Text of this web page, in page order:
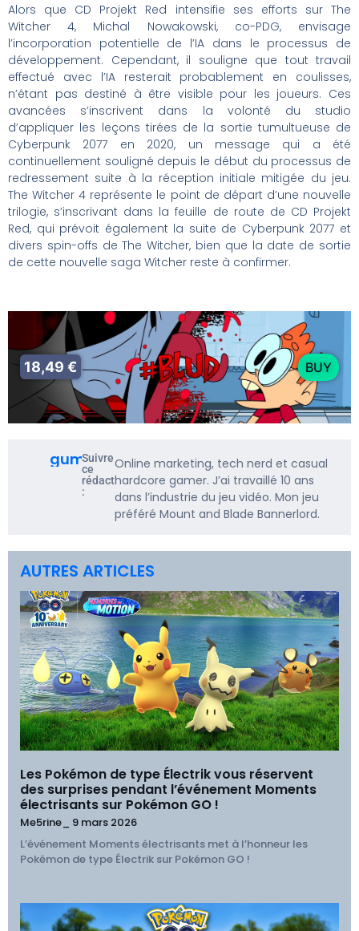
Alors que CD Projekt Red intensifie ses efforts sur The
Witcher 4, Michal Nowakowski, co-PDG, envisage
l’incorporation potentielle de l’IA dans le processus de
développement. Cependant, il souligne que tout travail
effectué avec l’IA resterait probablement en coulisses,
n’étant pas destiné à être visible pour les joueurs. Ces
avancées s’inscrivent dans la volonté du studio
d’appliquer les leçons tirées de la sortie tumultueuse de
Cyberpunk 2077 en 2020, un message qui a été
continuellement souligné depuis le début du processus de
redressement suite à la réception initiale mitigée du jeu.
The Witcher 4 représente le point de départ d’une nouvelle
trilogie, s’inscrivant dans la feuille de route de CD Projekt
Red, qui prévoit également la suite de Cyberpunk 2077 et
divers spin-offs de The Witcher, bien que la date de sortie
de cette nouvelle saga Witcher reste à confirmer.
18,49 € BUY
gumbarf
Suivre
ce
rédacteur
:
Online marketing, tech nerd et casual
hardcore gamer. J’ai travaillé 10 ans
dans l’industrie du jeu vidéo. Mon jeu
préféré Mount and Blade Bannerlord.
AUTRES ARTICLES
Les Pokémon de type Électrik vous réservent
des surprises pendant l’événement Moments
électrisants sur Pokémon GO !
Me5rine_ 9 mars 2026
L’événement Moments électrisants met à l’honneur les
Pokémon de type Électrik sur Pokémon GO !